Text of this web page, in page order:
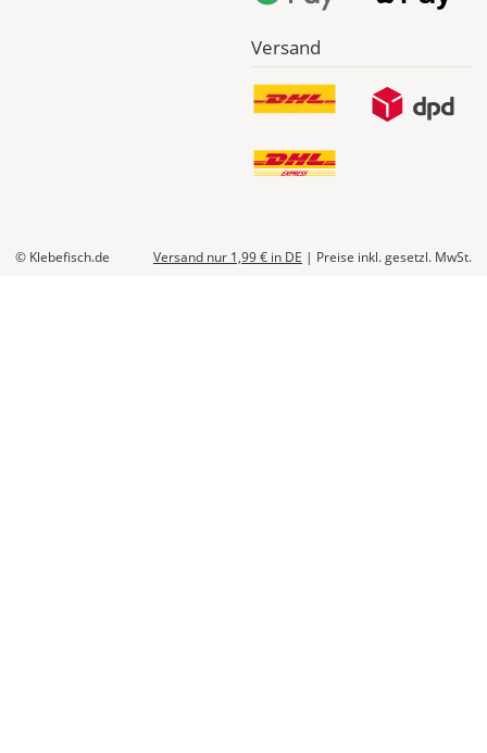
Versand
© Klebefisch.de Versand nur 1,99 € in DE | Preise inkl. gesetzl. MwSt.